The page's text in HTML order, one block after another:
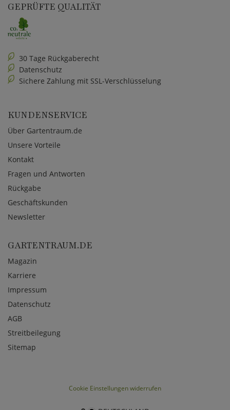
GEPRÜFTE QUALITÄT
30 Tage Rückgaberecht
Datenschutz
Sichere Zahlung mit SSL-Verschlüsselung
KUNDENSERVICE
Über Gartentraum.de
Unsere Vorteile
Kontakt
Fragen und Antworten
Rückgabe
Geschäftskunden
Newsletter
GARTENTRAUM.DE
Magazin
Karriere
Impressum
Datenschutz
AGB
Streitbeilegung
Sitemap
Cookie Einstellungen widerrufen